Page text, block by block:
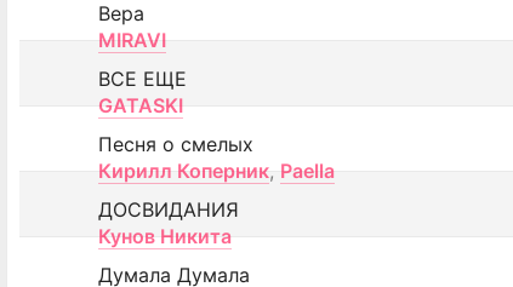
Вера
MIRAVI
ВСЕ ЕЩЕ
GATASKI
Песня о смелых
Кирилл Коперник, Paella
ДОСВИДАНИЯ
Кунов Никита
Думала Думала